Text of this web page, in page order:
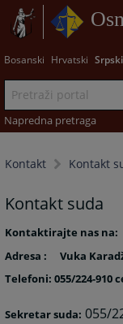
Bosanski Hrvatski Srpski
Napredna pretraga
Kontakt Kontakt
Kontakt suda
Kontaktirajte nas na:
Adresa :
Vuka
Telefoni: 055/224-910
Sekretar suda: 055/